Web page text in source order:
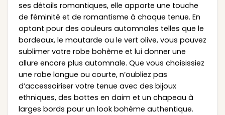
ses détails romantiques, elle apporte une touche
de féminité et de romantisme à chaque tenue. En
optant pour des couleurs automnales telles que le
bordeaux, le moutarde ou le vert olive, vous pouvez
sublimer votre robe bohème et lui donner une
allure encore plus automnale. Que vous choisissiez
une robe longue ou courte, n’oubliez pas
d’accessoiriser votre tenue avec des bijoux
ethniques, des bottes en daim et un chapeau à
larges bords pour un look bohème authentique.